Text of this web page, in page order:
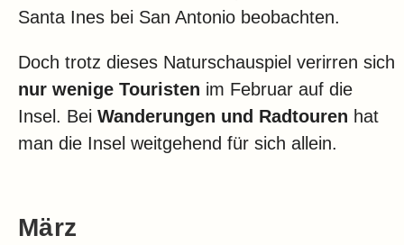
Santa Ines bei San Antonio beobachten.
Doch trotz dieses Naturschauspiel verirren sich
nur wenige Touristen im Februar auf die
Insel. Bei Wanderungen und Radtouren hat
man die Insel weitgehend für sich allein.
März